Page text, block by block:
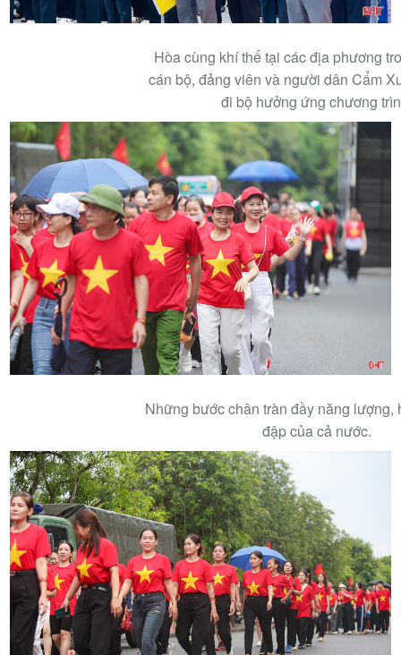
Hòa cùng khí thế tại các địa phương
cán bộ, đảng viên và người dân Cẩm
đi bộ hưởng ứng chương
Những bước chân tràn đầy năng lượng,
đập của cả nước.